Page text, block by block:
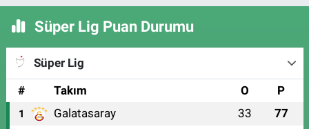
Süper Lig Puan Durumu
Süper Lig
#
Takım O P
1 Galatasaray 33 77